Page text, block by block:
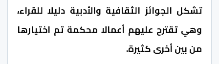
تشكل الجوائز الثقافية والأدبية دليلا للقراء،
وهي تقترح عليهم أعمالا محكمة تم اختيارها
من بين أخرى كثيرة.